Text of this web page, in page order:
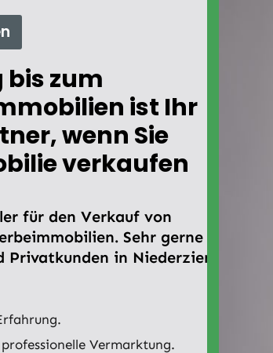
bis zum
ist Ihr
wenn Sie
verkaufen
für den Verkauf von
Sehr gerne
Privatkunden in Niederzier
Vermarktung.